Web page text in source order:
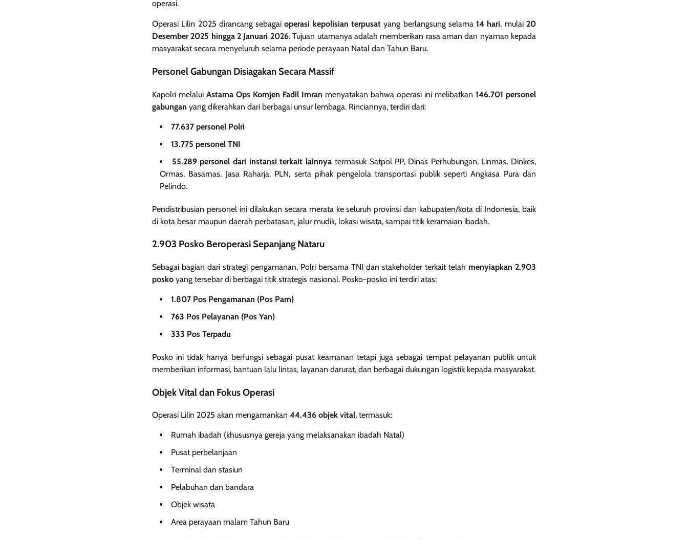
operasi.
Operasi Lilin 2025 dirancang sebagaioperasi kepolisian terpusat yang berlangsung selama14 hari, mulai 20
Desember 2025 hingga 2 Januari 2026. Tujuan utamanya adalah memberikan rasa aman dan nyaman kepada
masyarakat secara menyeluruh selama periode perayaan Natal dan Tahun Baru.
Personel Gabungan Disiagakan Secara Massif
Kapolri melalui Astama Ops Komjen Fadil Imran menyatakan bahwa operasi ini melibatkan 146.701 personel
gabungan yang dikerahkan dari berbagai unsur lembaga. Rinciannya, terdiri dari:
77.637 personel Polri
13.775 personel TNI
55.289 personel dari instansi terkait lainnya termasuk Satpol PP, Dinas Perhubungan, Linmas, Dinkes,
Ormas, Basarnas, Jasa Raharja, PLN, serta pihak pengelola transportasi publik seperti Angkasa Pura dan
Pelindo.
Pendistribusian personel ini dilakukan secara merata ke seluruh provinsi dan kabupaten/kota di Indonesia, baik
di kota besar maupun daerah perbatasan, jalur mudik, lokasi wisata, sampai titik keramaian ibadah.
2.903 Posko Beroperasi Sepanjang Nataru
Sebagai bagian dari strategi pengamanan, Polri bersama TNI dan stakeholder terkait telah menyiapkan 2.903
posko yang tersebar di berbagai titik strategis nasional. Posko-posko ini terdiri atas:
1.807 Pos Pengamanan (Pos Pam)
763 Pos Pelayanan (Pos Yan)
333 Pos Terpadu
Posko ini tidak hanya berfungsi sebagai pusat keamanan tetapi juga sebagai tempat pelayanan publik untuk
memberikan informasi, bantuan lalu lintas, layanan darurat, dan berbagai dukungan logistik kepada masyarakat.
Objek Vital dan Fokus Operasi
Operasi Lilin 2025 akan mengamankan 44.436 objek vital, termasuk:
Rumah ibadah (khususnya gereja yang melaksanakan ibadah Natal)
Pusat perbelanjaan
Terminal dan stasiun
Pelabuhan dan bandara
Objek wisata
Area perayaan malam Tahun Baru